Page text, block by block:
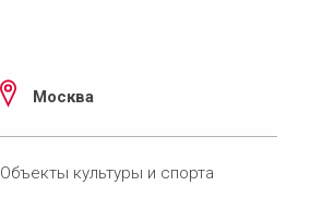
Москва
Объекты культуры и спорта